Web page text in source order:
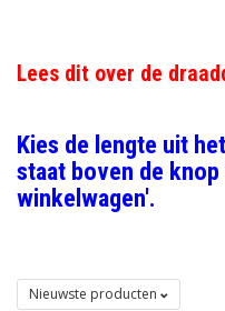
Lees dit over de
Kies de lengte uit
staat boven de
winkelwagen'.
Nieuwste producten